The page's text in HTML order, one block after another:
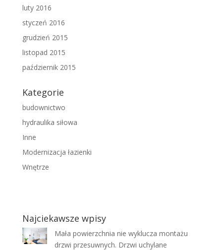
luty 2016
styczeń 2016
grudzień 2015
listopad 2015
październik 2015
Kategorie
budownictwo
hydraulika siłowa
Inne
Modernizacja łazienki
Wnętrze
Najciekawsze wpisy
Mała powierzchnia nie wyklucza montażu
drzwi przesuwnych. Drzwi uchylane